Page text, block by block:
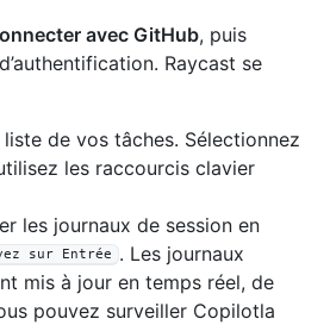
avec GitHub, puis
Raycast se
de vos tâches. Sélectionnez
les raccourcis clavier
les journaux de session en
sur Entrée
. Les journaux
mis à jour en temps réel, de
pouvez surveiller Copilotla